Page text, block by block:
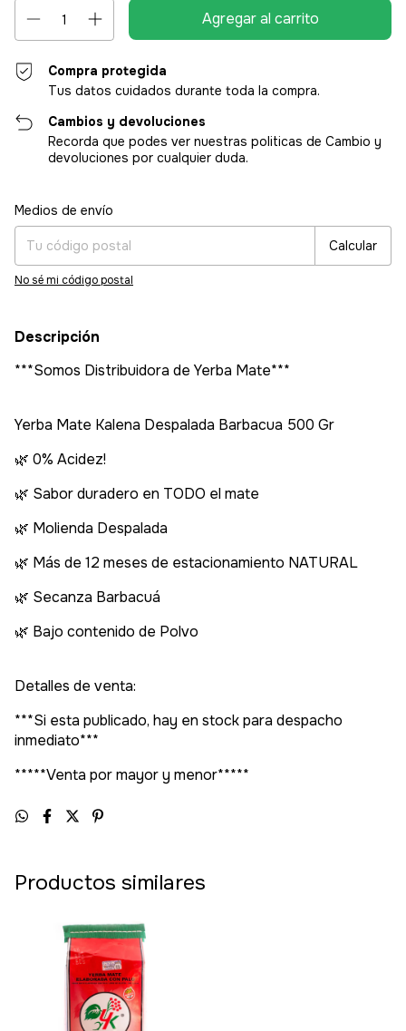
Compra protegida
Tus datos cuidados durante toda la compra.
Cambios y devoluciones
Recorda que podes ver nuestras politicas de Cambio y
devoluciones por cualquier duda.
Entregas para el CP:
Medios de envío
Calcular
No sé mi código postal
Descripción
***Somos Distribuidora de Yerba Mate***
Yerba Mate Kalena Despalada Barbacua 500 Gr
🌿 0% Acidez!
🌿 Sabor duradero en TODO el mate
🌿 Molienda Despalada
🌿 Más de 12 meses de estacionamiento NATURAL
🌿 Secanza Barbacuá
🌿 Bajo contenido de Polvo
Detalles de venta:
***Si esta publicado, hay en stock para despacho
inmediato***
*****Venta por mayor y menor*****
Productos similares